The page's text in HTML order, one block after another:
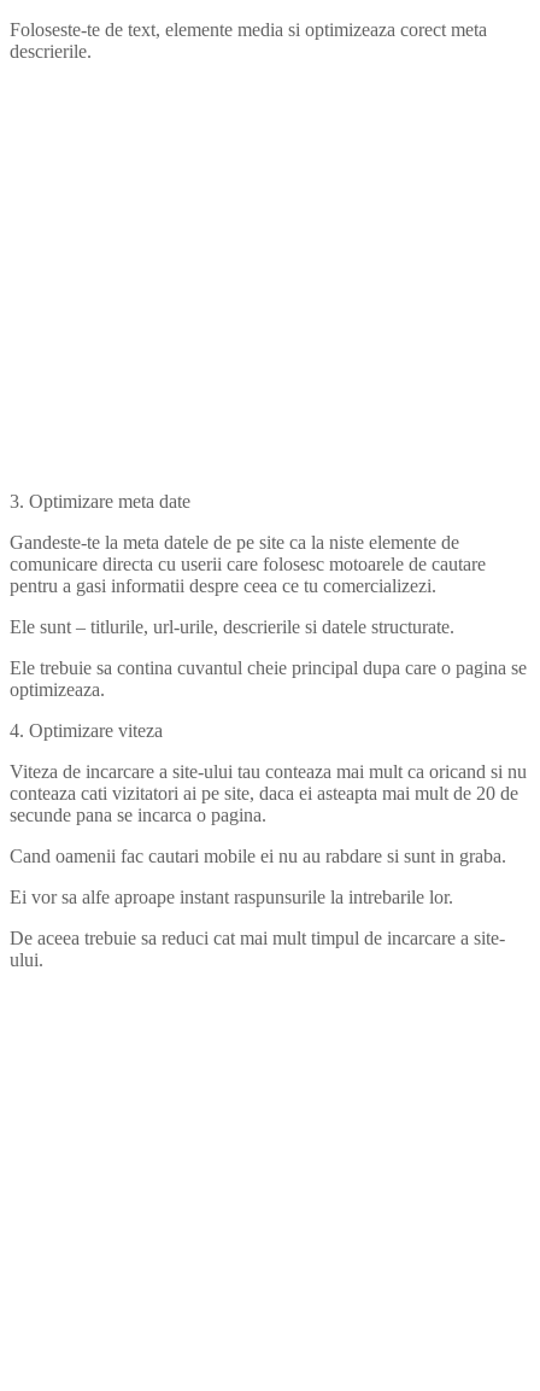
Foloseste-te de text, elemente media si optimizeaza corect meta
descrierile.
3. Optimizare meta date
Gandeste-te la meta datele de pe site ca la niste elemente de
comunicare directa cu userii care folosesc motoarele de cautare
pentru a gasi informatii despre ceea ce tu comercializezi.
Ele sunt – titlurile, url-urile, descrierile si datele structurate.
Ele trebuie sa contina cuvantul cheie principal dupa care o pagina se
optimizeaza.
4. Optimizare viteza
Viteza de incarcare a site-ului tau conteaza mai mult ca oricand si nu
conteaza cati vizitatori ai pe site, daca ei asteapta mai mult de 20 de
secunde pana se incarca o pagina.
Cand oamenii fac cautari mobile ei nu au rabdare si sunt in graba.
Ei vor sa alfe aproape instant raspunsurile la intrebarile lor.
De aceea trebuie sa reduci cat mai mult timpul de incarcare a site-
ului.